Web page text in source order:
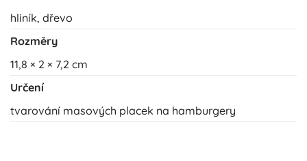
hliník, dřevo
Rozměry
11,8 × 2 × 7,2 cm
Určení
tvarování masových placek na hamburgery